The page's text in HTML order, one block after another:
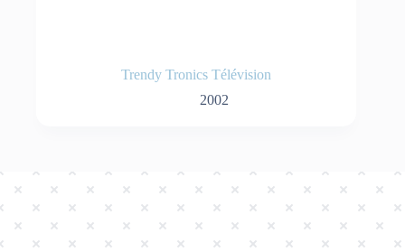
Trendy Tronics Télévision
2002